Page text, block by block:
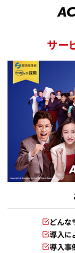
サー
どんな
導入に
導入事